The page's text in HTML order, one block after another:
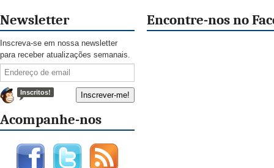
Newsletter
Inscreva-se em nossa newsletter
para receber atualizações semanais.
Inscritos!
Acompanhe-nos
Encontre-nos no